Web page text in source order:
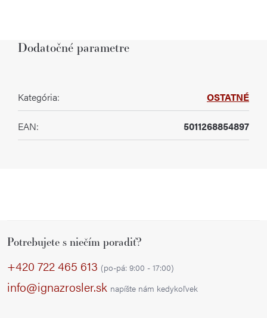
Dodatočné parametre
Kategória: OSTATNÉ
EAN: 5011268854897
Potrebujete s niečím poradiť?
+420 722 465 613 (po-pá: 9:00 - 17:00)
info@ignazrosler.sk napíšte nám kedykoľvek